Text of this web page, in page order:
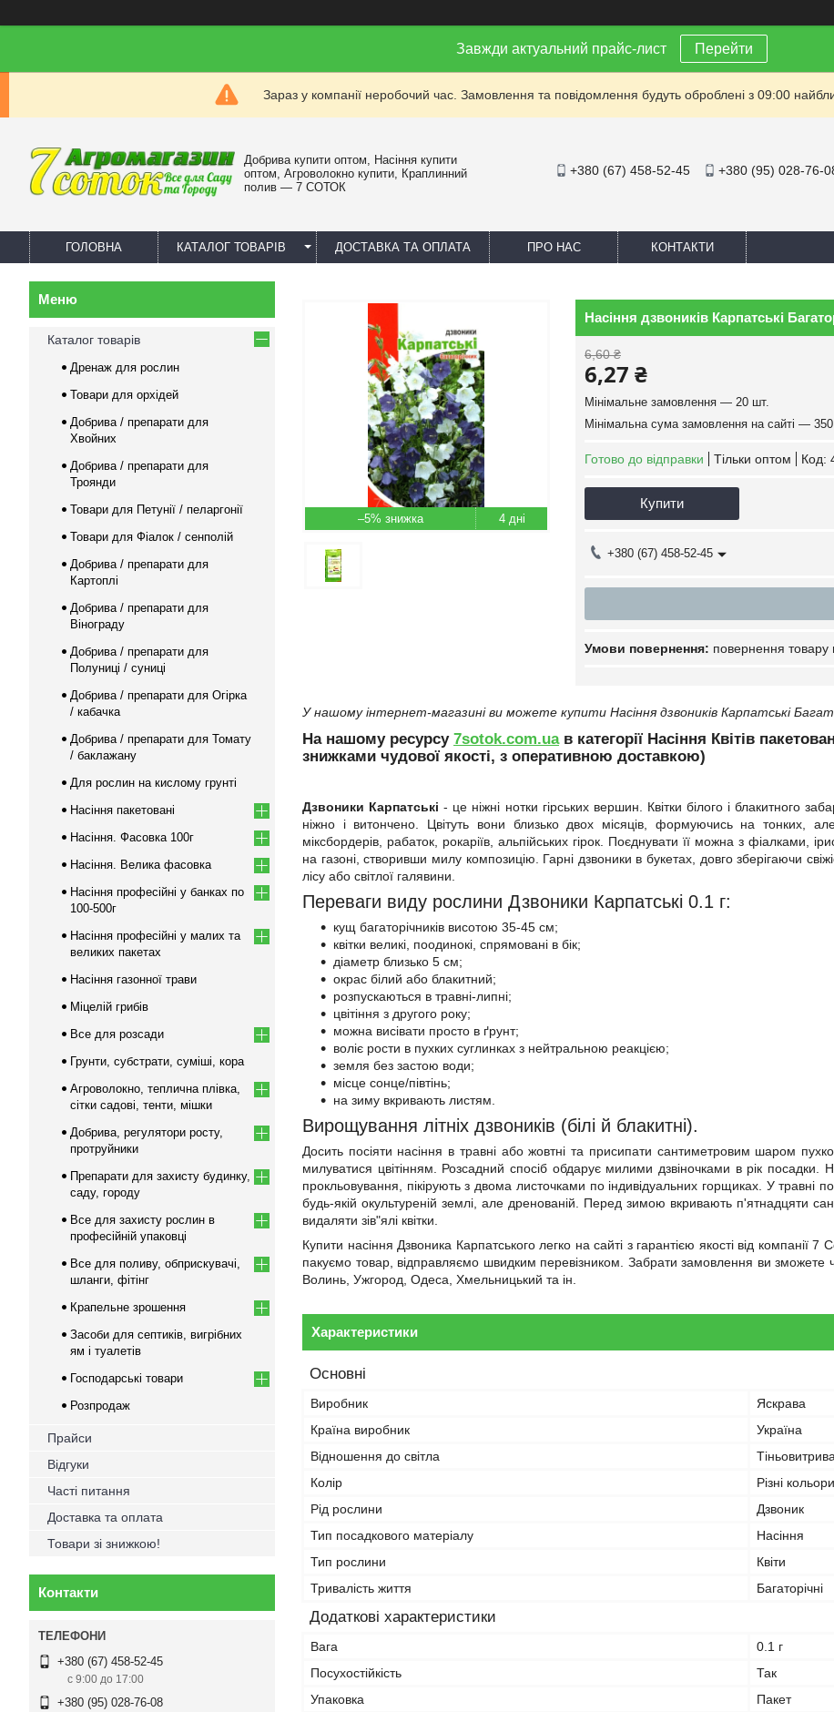
Завжди актуальний прайс-лист Перейти
Зараз у компанії неробочий час. Замовлення та повідомлення будуть оброблені з 09:00
Добрива купити оптом, Насіння купити
оптом, Агроволокно купити, Краплинний
полив — 7 СОТОК
+380 (67) 458-52-45 +380 (95) 028-76-
ГОЛОВНА КАТАЛОГ ТОВАРІВ ДОСТАВКА ТА ОПЛАТА ПРО НАС КОНТАКТИ
–5% 4 дні
Насіння дзвоників Карпатськi
6,60 ₴
6,27 ₴
Мінімальне замовлення — 20 шт.
Мінімальна сума замовлення на сайті —
Готово до відправки Тільки оптом Код:
Купити
+380 (67) 458-52-45
повернення товару
У нашому інтернет-магазині ви можете купити Насіння дзвоників Карпатськi
На нашому ресурсу 7sotok.com.uaв категорії Насіння Квітів
знижками чудової якості, з оперативною доставкою)
Дзвоники Карпатські- це ніжні нотки гірських вершин. Квітки білого і блакитного
ніжно і витончено. Цвітуть вони близько двох місяців, формуючись на тонких,
міксбордерів, рабаток, рокаріїв, альпійських гірок. Поєднувати її можна з фіалками,
на газоні, створивши милу композицію. Гарні дзвоники в букетах, довго зберігаючи
лісу або світлої галявини.
Переваги виду рослини Дзвоники Карпатські 0.1 г:
кущ багаторічників висотою 35-45 см;
квітки великі, поодинокі, спрямовані в бік;
діаметр близько 5 см;
окрас білий або блакитний;
розпускаються в травні-липні;
цвітіння з другого року;
можна висівати просто в ґрунт;
воліє рости в пухких суглинках з нейтральною реакцією;
земля без застою води;
місце сонце/півтінь;
на зиму вкривають листям.
Вирощування літніх дзвоників (білі й блакитні).
Досить посіяти насіння в травні або жовтні та присипати сантиметровим шаром
милуватися цвітінням. Розсадний спосіб обдарує милими дзвіночками в рік посадки.
прокльовування, пікірують з двома листочками по індивідуальних горщиках. У
будь-якій окультуреній землі, але дренованій. Перед зимою вкривають п'ятнадцяти
видаляти зів"ялі квітки.
Купити насіння Дзвоника Карпатського легко на сайті з гарантією якості від
пакуємо товар, відправляємо швидким перевізником. Забрати замовлення ви зможете
Волинь, Ужгород, Одеса, Хмельницький та ін.
Характеристики
Основні
Виробник
Яскрава
Країна виробник
Україна
Відношення до світла
Колір
Різні кольори
Рід рослини
Дзвоник
Тип посадкового матеріалу
Насіння
Тип рослини
Квіти
Тривалість життя
Багаторічні
Додаткові характеристики
Вага
0.1 г
Посухостійкість
Так
Упаковка
Пакет
Каталог товарів
Дренаж для рослин
Товари для орхідей
Добрива / препарати для
Хвойних
Добрива / препарати для
Троянди
Товари для Петунії / пеларгонії
Товари для Фіалок / сенполій
Добрива / препарати для
Картоплі
Добрива / препарати для
Вінограду
Добрива / препарати для
Полуниці / суниці
Добрива / препарати для Огірка
/ кабачка
Добрива / препарати для Томату
/ баклажану
Для рослин на кислому грунті
Насіння пакетовані
Насіння. Фасовка 100г
Насіння. Велика фасовка
Насіння професійні у банках по
100-500г
Насіння професійні у малих та
великих пакетах
Насіння газонної трави
Міцелій грибів
Все для розсади
Грунти, субстрати, суміші, кора
Агроволокно, теплична плівка,
сітки садові, тенти, мішки
Добрива, регулятори росту,
протруйники
Препарати для захисту будинку,
саду, городу
Все для захисту рослин в
професійній упаковці
Все для поливу, обприскувачі,
шланги, фітінг
Крапельне зрошення
Засоби для септиків, вигрібних
ям і туалетів
Господарські товари
Розпродаж
Прайси
Відгуки
Часті питання
Доставка та оплата
Товари зі знижкою!
Контакти
+380 (67) 458-52-45
с 9:00 до 17:00
+380 (95) 028-76-08